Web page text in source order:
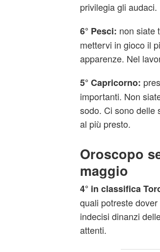
privilegia gli audaci.
6° Pesci: non siate
mettervi in gioco il
apparenze. Nel
5° Capricorno:
importanti. Non
sodo. Ci sono delle
al più presto.
Oroscopo
maggio
4° in classifica
quali potreste
indecisi dinanzi
attenti.